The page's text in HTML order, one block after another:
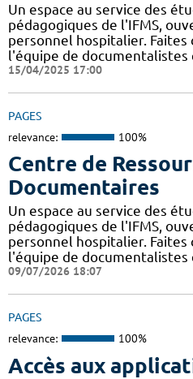
Un espace au service des
pédagogiques de l'IFMS,
personnel hospitalier. Faites
l'équipe de
15/04/2025 17:00
PAGES
relevance: 100%
Centre de
Documentaires
Un espace au service des
pédagogiques de l'IFMS,
personnel hospitalier. Faites
l'équipe de
09/07/2026 18:07
PAGES
relevance: 100%
Accès aux